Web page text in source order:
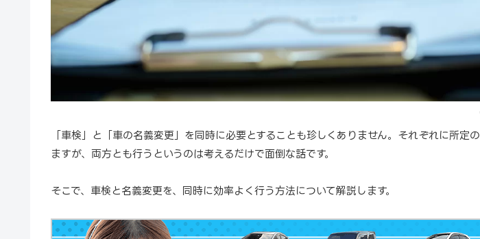
「車検」と「車の名義変更」を同時に必要とすることも珍しくありません。それぞれに所定
ますが、両方とも行うというのは考えるだけで面倒な話です。
そこで、車検と名義変更を、同時に効率よく行う方法について解説します。